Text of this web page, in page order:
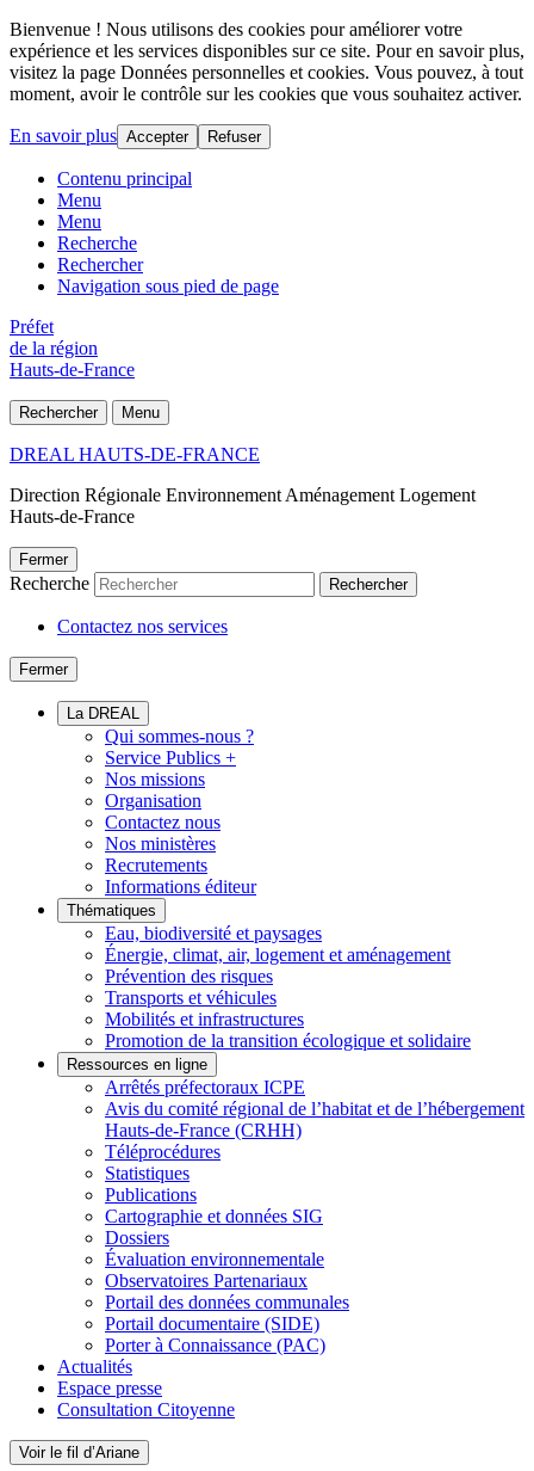
Bienvenue ! Nous utilisons des cookies pour améliorer votre
expérience et les services disponibles sur ce site. Pour en savoir plus,
visitez la page Données personnelles et cookies. Vous pouvez, à tout
moment, avoir le contrôle sur les cookies que vous souhaitez activer.
En savoir plus Accepter Refuser
Contenu principal
Menu
Menu
Recherche
Rechercher
Navigation sous pied de page
Préfet
de la région
Hauts-de-France
Rechercher Menu
DREAL HAUTS-DE-FRANCE
Direction Régionale Environnement Aménagement Logement
Hauts-de-France
Fermer
Recherche Rechercher
Contactez nos services
Fermer
La DREAL
Qui sommes-nous ?
Service Publics +
Nos missions
Organisation
Contactez nous
Nos ministères
Recrutements
Informations éditeur
Thématiques
Eau, biodiversité et paysages
Énergie, climat, air, logement et aménagement
Prévention des risques
Transports et véhicules
Mobilités et infrastructures
Promotion de la transition écologique et solidaire
Ressources en ligne
Arrêtés préfectoraux ICPE
Avis du comité régional de l’habitat et de l’hébergement
Hauts-de-France (CRHH)
Téléprocédures
Statistiques
Publications
Cartographie et données SIG
Dossiers
Évaluation environnementale
Observatoires Partenariaux
Portail des données communales
Portail documentaire (SIDE)
Porter à Connaissance (PAC)
Actualités
Espace presse
Consultation Citoyenne
Voir le fil d’Ariane